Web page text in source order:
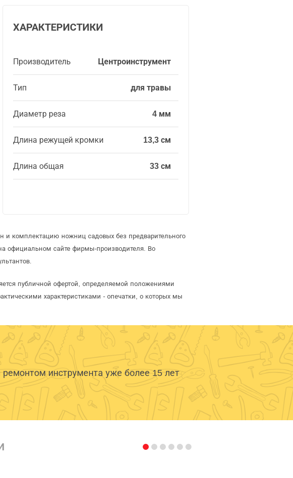
ХАРАКТЕРИСТИКИ
Производитель Центроинструмент
Тип для травы
Диаметр реза 4 мм
Длина режущей кромки 13,3 см
Длина общая 33 см
и комплектацию ножниц садовых без предварительного
официальном сайте фирмы-производителя. Во
публичной офертой, определяемой положениями
характеристиками - опечатки, о которых мы
инструмента уже более 15 лет